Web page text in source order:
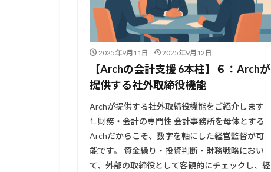
2025年9月11日 2025年9月12日
【Archの会計支援 6本柱】６：Archが
提供する社外取締役機能
Archが提供する社外取締役機能をご紹介します
1. 財務・会計の専門性 会計事務所を母体とする
Archだからこそ、数字を軸にした経営監督が可
能です。 資金繰り・投資判断・財務戦略におい
て、外部の取締役として客観的にチェックし、経